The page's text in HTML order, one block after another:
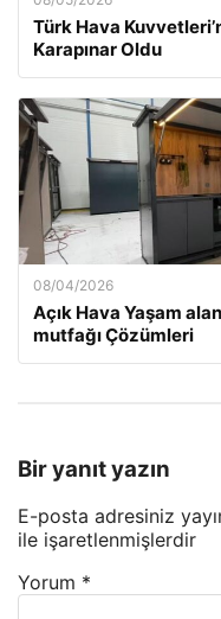
Türk Hava
Karapınar Oldu
08/04/2026
Açık Hava Yaşam
mutfağı Çözümleri
Bir yanıt yazın
E-posta adresiniz
ile işaretlenmişlerdir
Yorum *